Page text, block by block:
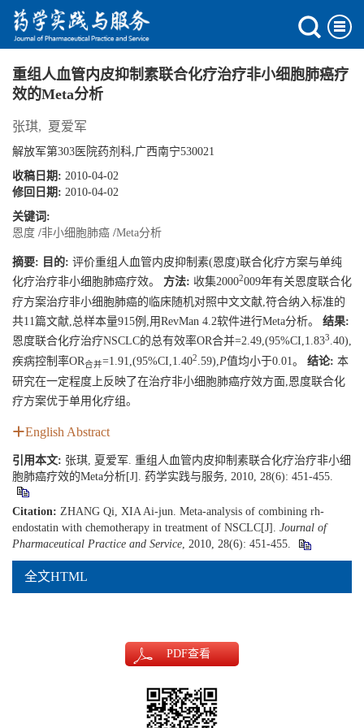
重组人血管内皮抑制素联合化疗治疗非小细胞肺癌疗
效的Meta分析
张琪, 夏爱军
解放军第303医院药剂科,广西南宁530021
收稿日期: 2010-04-02
修回日期: 2010-04-02
关键词:
恩度 /非小细胞肺癌 /Meta分析
摘要: 目的: 评价重组人血管内皮抑制素(恩度)联合化疗方案与单纯
化疗治疗非小细胞肺癌疗效。 方法: 收集20002009年有关恩度联合化
疗方案治疗非小细胞肺癌的临床随机对照中文文献,符合纳入标准的
共11篇文献,总样本量915例,用RevMan 4.2软件进行Meta分析。 结果:
恩度联合化疗治疗NSCLC的总有效率OR合并=2.49,(95%CI,1.833 .40),
疾病控制率OR合并=1.91,(95%CI,1.402 .59), P值均小于0.01。 结论: 本
研究在一定程度上反映了在治疗非小细胞肺癌疗效方面,恩度联合化
疗方案优于单用化疗组。
English Abstract
引用本文: 张琪, 夏爱军. 重组人血管内皮抑制素联合化疗治疗非小细
胞肺癌疗效的Meta分析[J]. 药学实践与服务, 2010, 28(6): 451-455.
Citation: ZHANG Qi, XIA Ai-jun. Meta-analysis of combining rh-
endostatin with chemotherapy in treatment of NSCLC[J]. Journal of
Pharmaceutical Practice and Service , 2010, 28(6): 451-455.
全文HTML
PDF查看